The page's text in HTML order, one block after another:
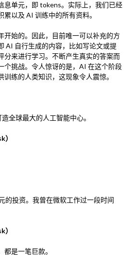
息单元，即 tokens。实际上，我们已经
累以及 AI 训练中的所有资料。
开始的。因此，目前唯一可以补充的方
AI 自行生成的内容，比如写论文或提
分来进行学习。不断产生真实的答案而
个挑战。令人惊讶的是，AI 在这个阶段
训练的人类知识，这现象令人震惊。
全球最大的人工智能中心。
）
的投资。我曾在微软工作过一段时间
）
是一笔巨款。